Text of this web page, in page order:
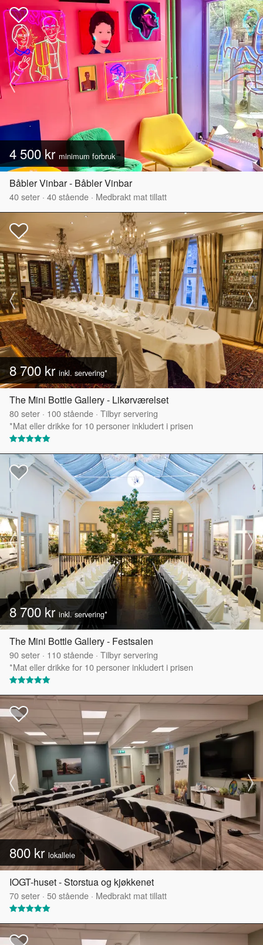
4 500 kr minimum forbruk
Båbler Vinbar - Båbler Vinbar
40seter · 40stående · Medbrakt mat tillatt
8 700 kr inkl. servering*
The Mini Bottle Gallery - Likørværelset
80seter · 100stående · Tilbyr servering
*Mat eller drikke for 10 personer inkludert i prisen
8 700 kr inkl. servering*
The Mini Bottle Gallery - Festsalen
90seter · 110stående · Tilbyr servering
*Mat eller drikke for 10 personer inkludert i prisen
800 kr lokalleie
IOGT-huset - Storstua og kjøkkenet
70seter · 50stående · Medbrakt mat tillatt